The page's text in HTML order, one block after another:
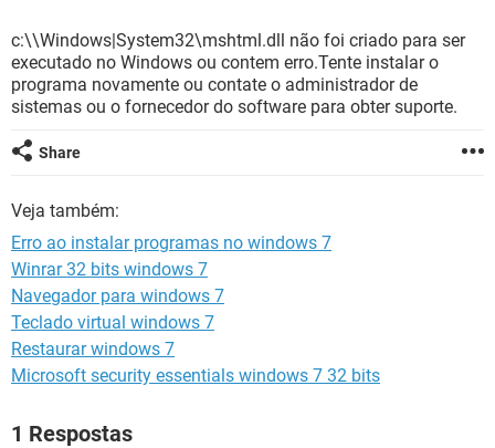
c:\\Windows|System32\mshtml.dll não foi criado para ser
executado no Windows ou contem erro.Tente instalar o
programa novamente ou contate o administrador de
sistemas ou o fornecedor do software para obter suporte.
Share
Veja também:
Erro ao instalar programas no windows 7
Winrar 32 bits windows 7
Navegador para windows 7
Teclado virtual windows 7
Restaurar windows 7
Microsoft security essentials windows 7 32 bits
1 Respostas